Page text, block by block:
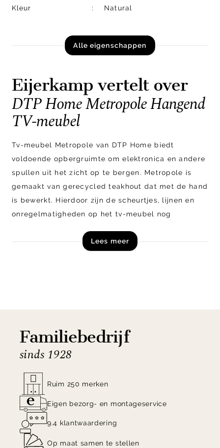
Kleur
Natural
Alle eigenschappen
Eijerkamp vertelt over
DTP Home Metropole Hangend
TV-meubel
Tv-meubel Metropole van DTP Home biedt
voldoende opbergruimte om elektronica en andere
spullen uit het zicht op te bergen. Metropole is
gemaakt van gerecycled teakhout dat met de hand
is bewerkt. Hierdoor zijn de scheurtjes, lijnen en
onregelmatigheden op het tv-meubel nog
teakhout en de metalen accenten krijgt het meubel
Lees meer
Familiebedrijf
sinds 1928
Ruim 250 merken
Eigen bezorg- en montageservice
9.4 klantwaardering
Op maat samen te stellen